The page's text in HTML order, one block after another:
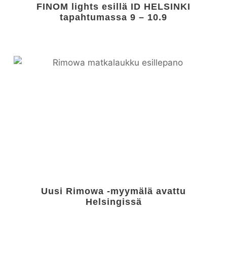
FINOM lights esillä ID HELSINKI
tapahtumassa 9 – 10.9
Uusi Rimowa -myymälä avattu
Helsingissä